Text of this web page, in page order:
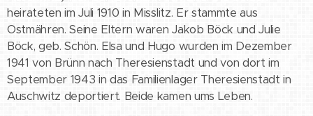
heirateten im Juli 1910 in Misslitz. Er stammte aus
Ostmähren. Seine Eltern waren Jakob Böck und Julie
Böck, geb. Schön. Elsa und Hugo wurden im Dezember
1941 von Brünn nach Theresienstadt und von dort im
September 1943 in das Familienlager Theresienstadt in
Auschwitz deportiert. Beide kamen ums Leben.